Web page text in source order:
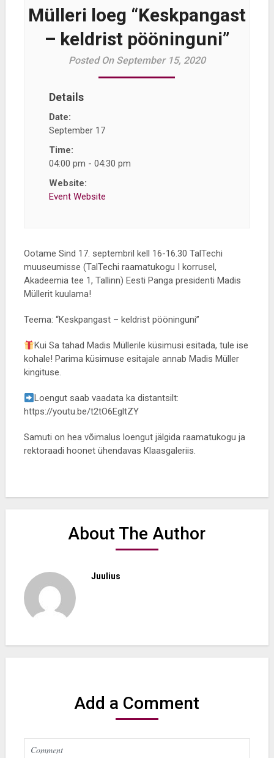
Mülleri loeg “Keskpangast
– keldrist pööninguni”
Posted On September 15, 2020
Details
Date:
September 17
Time:
04:00 pm - 04:30 pm
Website:
Event Website
Ootame Sind 17. septembril kell 16-16.30 TalTechi
muuseumisse (TalTechi raamatukogu I korrusel,
Akadeemia tee 1, Tallinn) Eesti Panga presidenti Madis
Müllerit kuulama!
Teema: “Keskpangast – keldrist pööninguni”
Kui Sa tahad Madis Müllerile küsimusi esitada, tule ise
kohale! Parima küsimuse esitajale annab Madis Müller
kingituse.
Loengut saab vaadata ka distantsilt:
https://youtu.be/t2tO6EgltZY
Samuti on hea võimalus loengut jälgida raamatukogu ja
rektoraadi hoonet ühendavas Klaasgaleriis.
About The Author
Juulius
Add a Comment